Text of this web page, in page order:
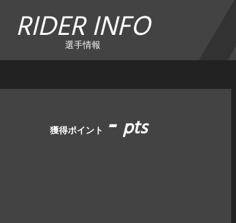
RIDER INFO
選手情報
獲得ポイント -pts